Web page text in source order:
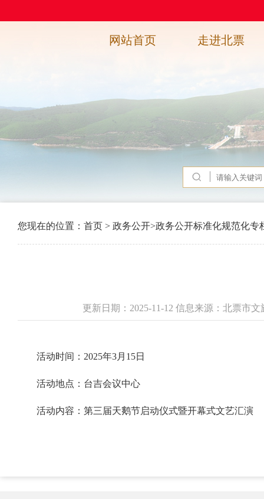
网站首页 走进北票
您现在的位置： 首页 > 政务公开>政务公开标准化规范化专
更新日期：2025-11-12 信息来源：北票市
活动时间：2025年3月15日
活动地点：台吉会议中心
活动内容：第三届天鹅节启动仪式暨开幕式文艺汇演